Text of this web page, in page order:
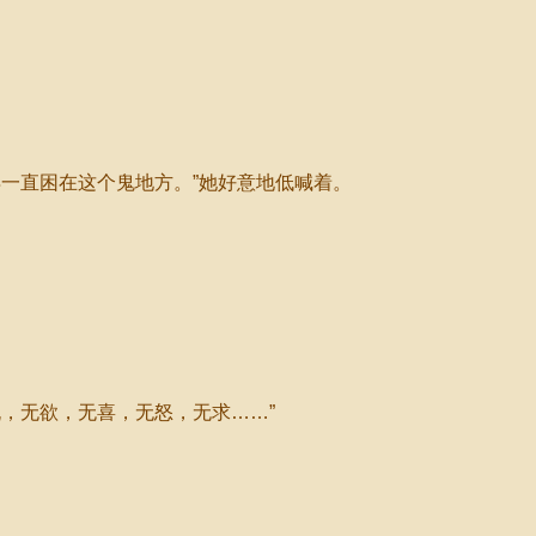
困在这个鬼地方。”她好意地低喊着。
无欲，无喜，无怒，无求……”